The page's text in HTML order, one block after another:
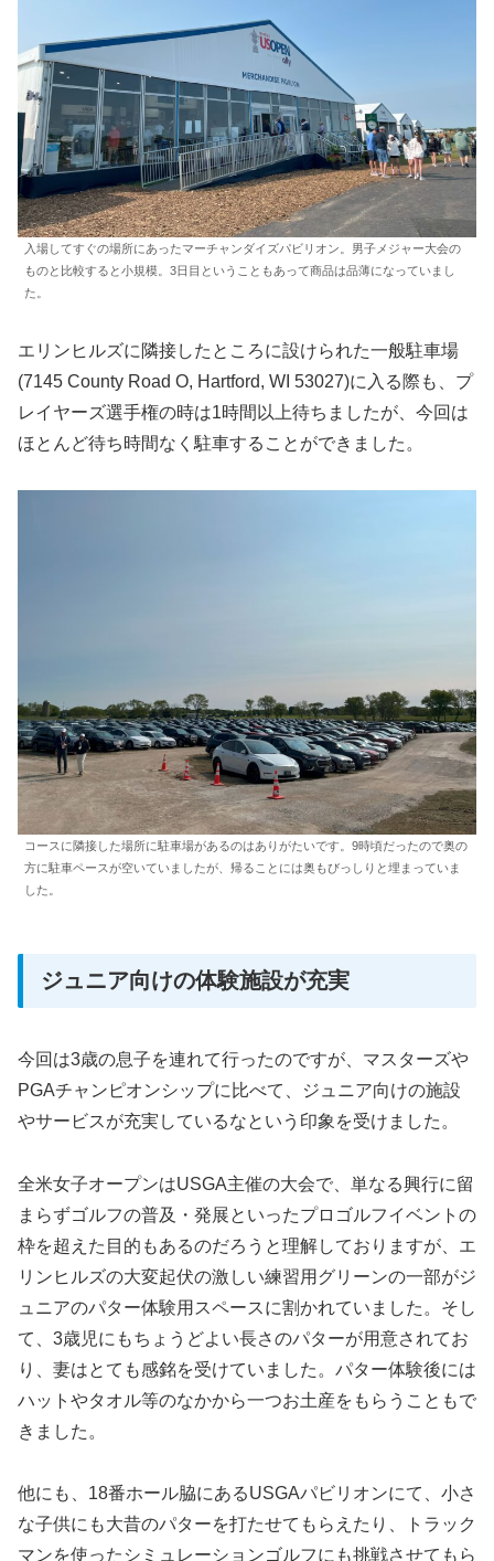
入場してすぐの場所にあったマーチャンダイズパビリオン。男子メジャー大会の
ものと比較すると小規模。3日目ということもあって商品は品薄になっていまし
た。
エリンヒルズに隣接したところに設けられた一般駐車場
(7145 County Road O, Hartford, WI 53027)に入る際も、プ
レイヤーズ選手権の時は1時間以上待ちましたが、今回は
ほとんど待ち時間なく駐車することができました。
コースに隣接した場所に駐車場があるのはありがたいです。9時頃だったので奥の
方に駐車ペースが空いていましたが、帰ることには奥もびっしりと埋まっていま
した。
ジュニア向けの体験施設が充実
今回は3歳の息子を連れて行ったのですが、マスターズや
PGAチャンピオンシップに比べて、ジュニア向けの施設
やサービスが充実しているなという印象を受けました。
全米女子オープンはUSGA主催の大会で、単なる興行に留
まらずゴルフの普及・発展といったプロゴルフイベントの
枠を超えた目的もあるのだろうと理解しておりますが、エ
リンヒルズの大変起伏の激しい練習用グリーンの一部がジ
ュニアのパター体験用スペースに割かれていました。そし
て、3歳児にもちょうどよい長さのパターが用意されてお
り、妻はとても感銘を受けていました。パター体験後には
ハットやタオル等のなかから一つお土産をもらうこともで
きました。
他にも、18番ホール脇にあるUSGAパビリオンにて、小さ
な子供にも大昔のパターを打たせてもらえたり、トラック
マンを使ったシミュレーションゴルフにも挑戦させてもら